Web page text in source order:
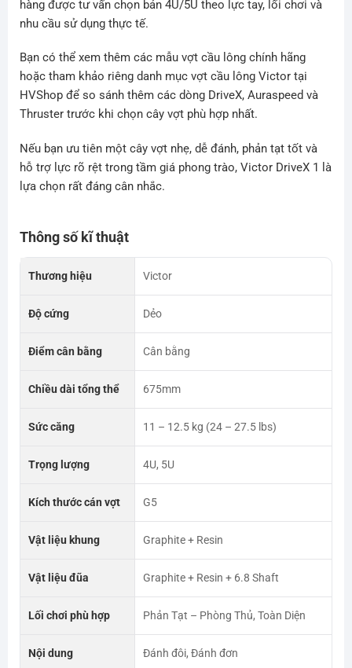
hàng được tư vấn chọn bản 4U/5U theo lực tay, lối chơi và
nhu cầu sử dụng thực tế.
Bạn có thể xem thêm các mẫu vợt cầu lông chính hãng
hoặc tham khảo riêng danh mục vợt cầu lông Victor tại
HVShop để so sánh thêm các dòng DriveX, Auraspeed và
Thruster trước khi chọn cây vợt phù hợp nhất.
Nếu bạn ưu tiên một cây vợt nhẹ, dễ đánh, phản tạt tốt và
hỗ trợ lực rõ rệt trong tầm giá phong trào, Victor DriveX 1 là
lựa chọn rất đáng cân nhắc.
Thông số kĩ thuật
Thương hiệu Victor
Độ cứng Dẻo
Điểm cân bằng Cân bằng
Chiều dài tổng thể 675mm
Sức căng 11 – 12.5 kg (24 – 27.5 lbs)
Trọng lượng 4U, 5U
Kích thước cán vợt G5
Vật liệu khung Graphite + Resin
Vật liệu đũa Graphite + Resin + 6.8 Shaft
Lối chơi phù hợp Phản Tạt – Phòng Thủ, Toàn Diện
Nội dung Đánh đôi, Đánh đơn